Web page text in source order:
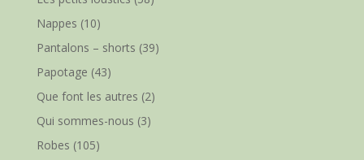
Nappes (10)
Pantalons – shorts (39)
Papotage (43)
Que font les autres (2)
Qui sommes-nous (3)
Robes (105)